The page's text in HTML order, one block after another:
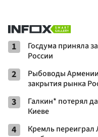
1
Госдума приняла
России
2
Рыбоводы
закрытия рынка
3
Галкин* потерял
Киеве
4
Кремль переиграл